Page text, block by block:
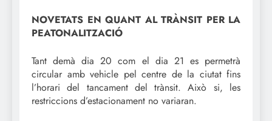
NOVETATS EN QUANT AL TRÀNSIT PER LA
PEATONALITZACIÓ
Tant demà dia 20 com el dia 21 es permetrà
circular amb vehicle pel centre de la ciutat fins
l’horari del tancament del trànsit. Això si, les
restriccions d’estacionament no variaran.